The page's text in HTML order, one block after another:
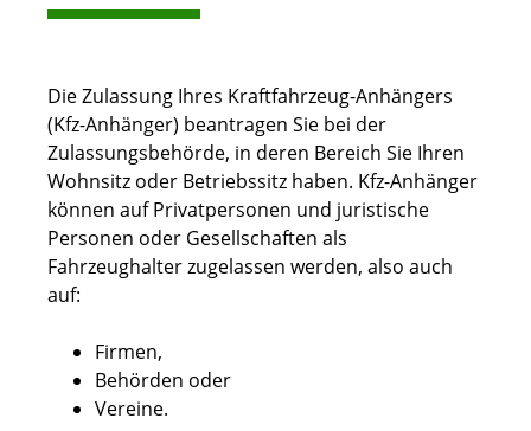
Die Zulassung Ihres Kraftfahrzeug-Anhängers
(Kfz-Anhänger) beantragen Sie bei der
Zulassungsbehörde, in deren Bereich Sie Ihren
Wohnsitz oder Betriebssitz haben. Kfz-Anhänger
können auf Privatpersonen und juristische
Personen oder Gesellschaften als
Fahrzeughalter zugelassen werden, also auch
auf:
Firmen,
Behörden oder
Vereine.